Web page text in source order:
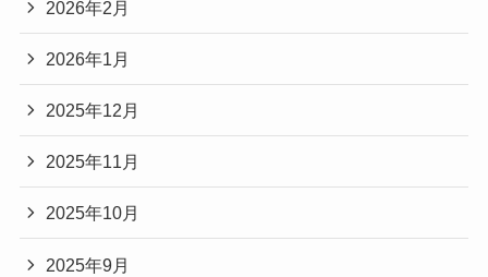
2026年2月
2026年1月
2025年12月
2025年11月
2025年10月
2025年9月